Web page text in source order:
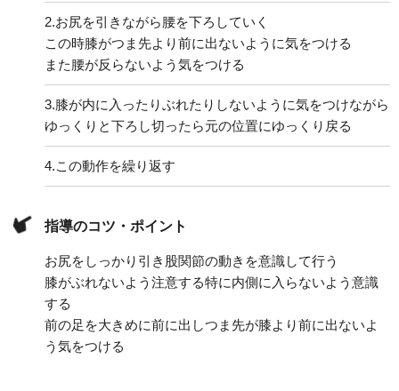
2.お尻を引きながら腰を下ろしていく
この時膝がつま先より前に出ないように気をつける
また腰が反らないよう気をつける
3.膝が内に入ったりぶれたりしないように気をつけながら
ゆっくりと下ろし切ったら元の位置にゆっくり戻る
4.この動作を繰り返す
指導のコツ・ポイント
お尻をしっかり引き股関節の動きを意識して行う
膝がぶれないよう注意する特に内側に入らないよう意識
する
前の足を大きめに前に出しつま先が膝より前に出ないよ
う気をつける